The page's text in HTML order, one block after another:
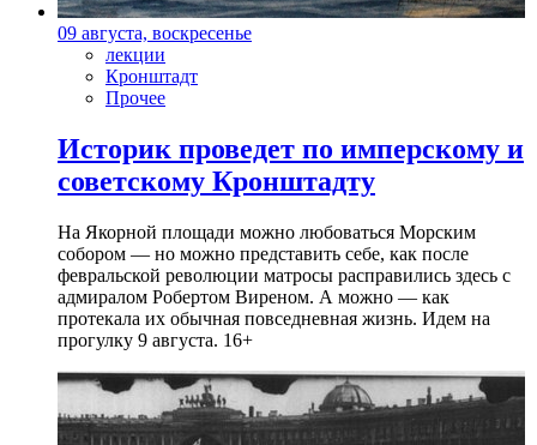
09 августа, воскресенье
лекции
Кронштадт
Прочее
Историк проведет по имперскому и
советскому Кронштадту
На Якорной площади можно любоваться Морским
собором — но можно представить себе, как после
февральской революции матросы расправились здесь с
адмиралом Робертом Виреном. А можно — как
протекала их обычная повседневная жизнь. Идем на
прогулку 9 августа. 16+